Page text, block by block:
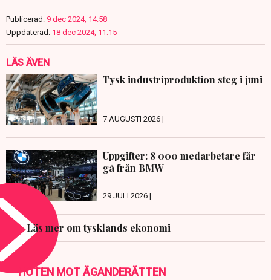
Publicerad: 9 dec 2024, 14:58
Uppdaterad: 18 dec 2024, 11:15
LÄS ÄVEN
Tysk industriproduktion steg i juni
7 AUGUSTI 2026 |
Uppgifter: 8 000 medarbetare får
gå från BMW
29 JULI 2026 |
Läs mer om tysklands ekonomi
HOTEN MOT ÄGANDERÄTTEN